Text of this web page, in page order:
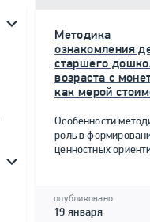
Методика
ознакомления
старшего
возраста с
как мерой
Особенности
роль в
ценностных
опубликовано
19 января